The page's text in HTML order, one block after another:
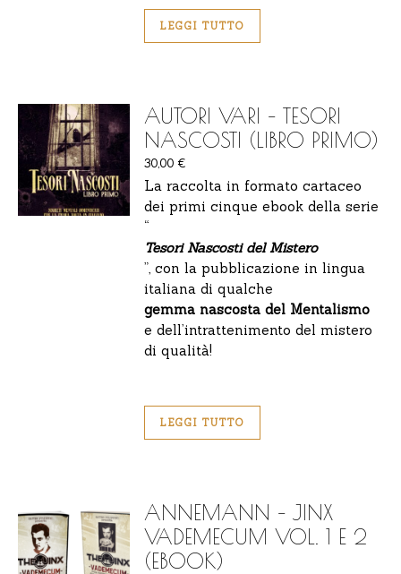
LEGGI TUTTO
AUTORI VARI – TESORI
NASCOSTI (LIBRO PRIMO)
30,00€
La raccolta in formato cartaceo
dei primi cinque ebook della serie
“
Tesori Nascosti del Mistero
”, con la pubblicazione in lingua
italiana di qualche
gemma nascosta del Mentalismo
e dell’intrattenimento del mistero
di qualità!
LEGGI TUTTO
ANNEMANN – JINX
VADEMECUM VOL. 1 E 2
(EBOOK)